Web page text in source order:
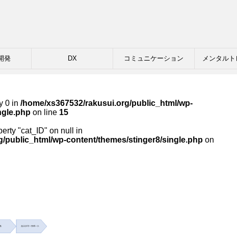
発 DX コミュニケーション メンタル
0 in /home/xs367532/rakusui.org/public_html/wp-
on line 15
"cat_ID" on null in
public_html/wp-content/themes/stinger8/single.php on